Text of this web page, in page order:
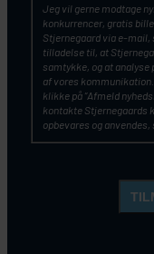
Jeg vil gerne modtage
konkurrencer, gratis
Stjernegaard via e-mail,
tilladelse til, at
samtykke, og at analyse
af vores
klikke på ”Afmeld
kontakte Stjernegaards
opbevares og